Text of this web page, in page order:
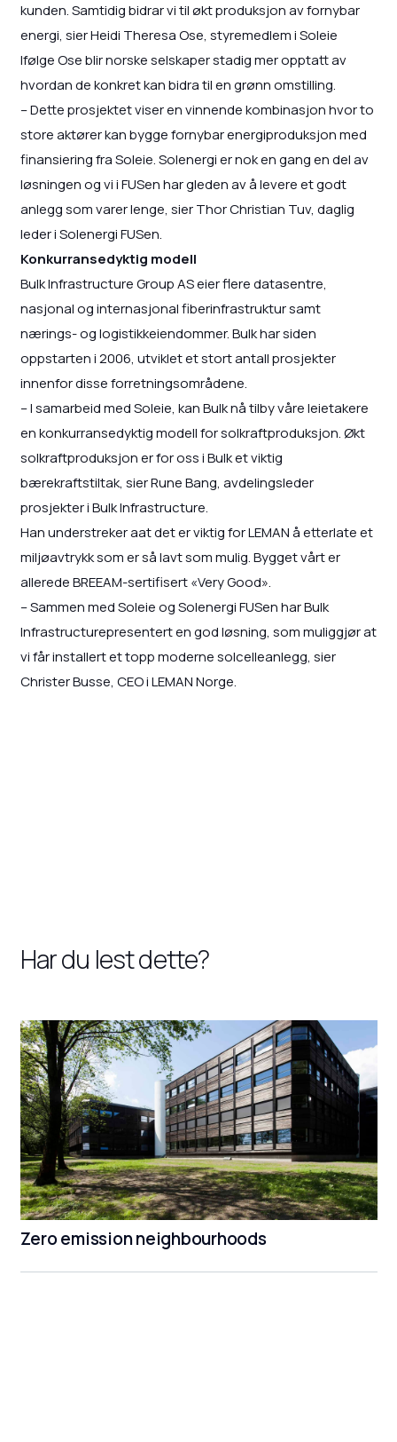
kunden. Samtidig bidrar vi til økt produksjon av fornybar
energi, sier Heidi Theresa Ose, styremedlem i Soleie
Ifølge Ose blir norske selskaper stadig mer opptatt av
hvordan de konkret kan bidra til en grønn omstilling.
– Dette prosjektet viser en vinnende kombinasjon hvor to
store aktører kan bygge fornybar energiproduksjon med
finansiering fra Soleie. Solenergi er nok en gang en del av
løsningen og vi i FUSen har gleden av å levere et godt
anlegg som varer lenge, sier Thor Christian Tuv, daglig
leder i Solenergi FUSen.
Konkurransedyktig modell
Bulk Infrastructure Group AS eier flere datasentre,
nasjonal og internasjonal fiberinfrastruktur samt
nærings- og logistikkeiendommer. Bulk har siden
oppstarten i 2006, utviklet et stort antall prosjekter
innenfor disse forretningsområdene.
– I samarbeid med Soleie, kan Bulk nå tilby våre leietakere
en konkurransedyktig modell for solkraftproduksjon. Økt
solkraftproduksjon er for oss i Bulk et viktig
bærekraftstiltak, sier Rune Bang, avdelingsleder
prosjekter i Bulk Infrastructure.
Han understreker aat det er viktig for LEMAN å etterlate et
miljøavtrykk som er så lavt som mulig. Bygget vårt er
allerede BREEAM-sertifisert «Very Good».
– Sammen med Soleie og Solenergi FUSen har Bulk
Infrastructurepresentert en god løsning, som muliggjør at
vi får installert et topp moderne solcelleanlegg, sier
Christer Busse, CEO i LEMAN Norge.
Har du lest dette?
Zero emission neighbourhoods